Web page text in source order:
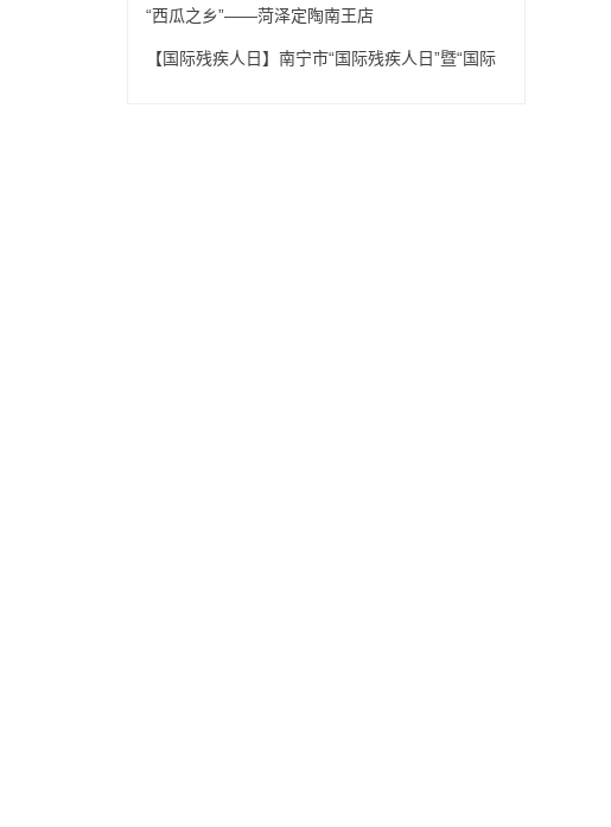
“西瓜之乡”——菏泽定陶南王店
【国际残疾人日】南宁市“国际残疾人日”暨“国际